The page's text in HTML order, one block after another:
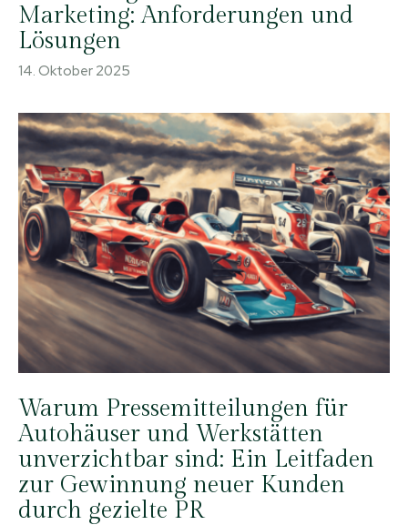
Marketing: Anforderungen und
Lösungen
14. Oktober 2025
Warum Pressemitteilungen für
Autohäuser und Werkstätten
unverzichtbar sind: Ein Leitfaden
zur Gewinnung neuer Kunden
durch gezielte PR